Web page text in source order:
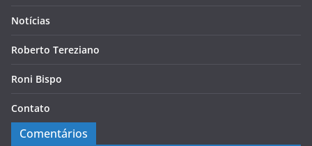
Notícias
Roberto Tereziano
Roni Bispo
Contato
Comentários